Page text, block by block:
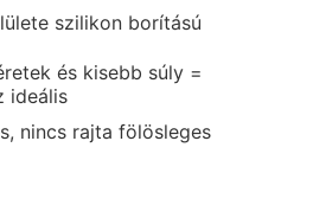
szilikon borítású
és kisebb súly =
ideális
nincs rajta fölösleges